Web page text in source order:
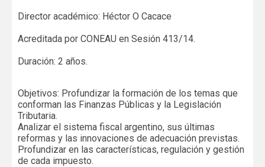
Director académico: Héctor O Cacace
Acreditada por CONEAU en Sesión 413/14.
Duración: 2 años.
Objetivos: Profundizar la formación de los temas que
conforman las Finanzas Públicas y la Legislación
Tributaria.
Analizar el sistema fiscal argentino, sus últimas
reformas y las innovaciones de adecuación previstas.
Profundizar en las características, regulación y gestión
de cada impuesto.